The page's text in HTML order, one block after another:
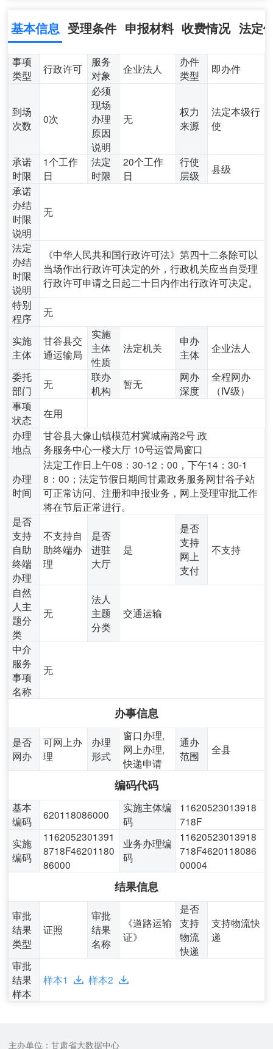
基本信息 受理条件 申报材料 收费情况 法定
事项
类型
行政许可
服务
对象
企业法人
办件
类型
即办件
到场
次数
0次
必须
现场
办理
原因
说明
无
权力
来源
法定本级行
使
承诺
时限
1个工作
日
法定
时限
20个工作
日
行使
层级
县级
承诺
办结
时限
说明
无
法定
办结
时限
说明
《中华人民共和国行政许可法》第四十二条除可以
当场作出行政许可决定的外，行政机关应当自受理
行政许可申请之日起二十日内作出行政许可决定。
特别
程序
无
实施
主体
甘谷县交
通运输局
实施
主体
性质
法定机关
申办
主体
企业法人
委托
部门
无
联办
机构
暂无
网办
深度
全程网办
（Ⅳ级）
事项
状态
在用
办理
地点
甘谷县大像山镇模范村冀城南路2号 政
务服务中心一楼大厅 10号运管局窗口
办理
时间
法定工作日上午08：30-12：00，下午14：30-1
8：00；法定节假日期间甘肃政务服务网甘谷子站
可正常访问、注册和申报业务，网上受理审批工作
将在节后正常进行。
是否
支持
自助
终端
办理
不支持自
助终端办
理
是否
进驻
大厅
是
是否
支持
网上
支付
不支持
自然
人主
题分
类
无
法人
主题
分类
交通运输
中介
服务
事项
名称
无
办事信息
是否
网办
可网上办
理
办理
形式
窗口办理,
网上办理,
快递申请
通办
范围
全县
编码代码
基本
编码
620118086000
实施主体编
码
11620523013918
718F
实施
编码
1162052301391
8718F46201180
86000
业务办理编
码
11620523013918
718F4620118086
00004
结果信息
审批
结果
类型
证照
审批
结果
名称
《道路运输
证》
是否
支持
物流
快递
支持物流快
递
审批
结果
样本
样本1 样本2
主办单位：甘肃省大数据中心